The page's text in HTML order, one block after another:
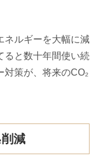
ネルギーを大幅に減
ると数十年間使い続
対策が、将来のCO₂
減